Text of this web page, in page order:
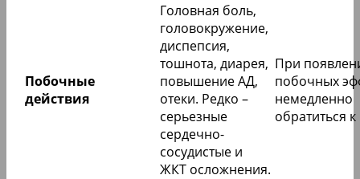
Побочные
действия
Головная боль,
головокружение,
диспепсия,
тошнота, диарея,
повышение АД,
отеки. Редко –
серьезные
сердечно-
сосудистые и
ЖКТ осложнения.
При
побочных
немедленно
обратиться